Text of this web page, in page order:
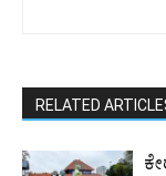
RELATED